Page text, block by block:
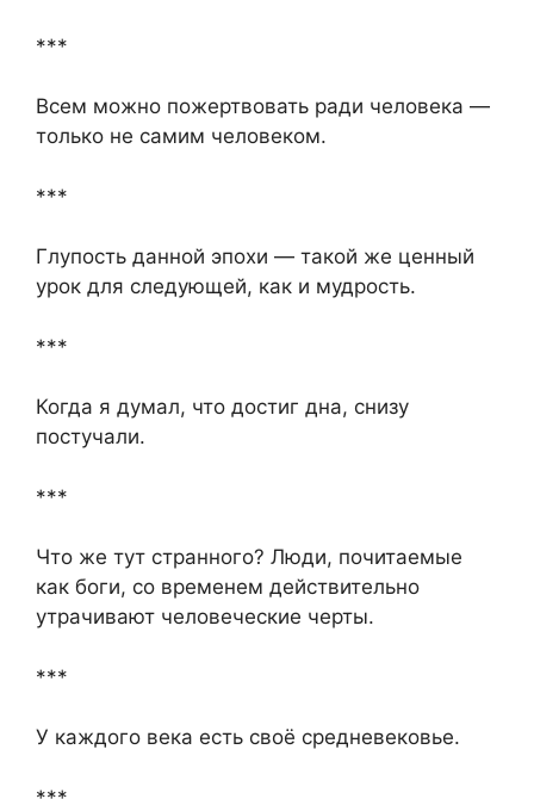
***
Всем можно пожертвовать ради человека —
только не самим человеком.
***
Глупость данной эпохи — такой же ценный
урок для следующей, как и мудрость.
***
Когда я думал, что достиг дна, снизу
постучали.
***
Что же тут странного? Люди, почитаемые
как боги, со временем действительно
утрачивают человеческие черты.
***
У каждого века есть своё средневековье.